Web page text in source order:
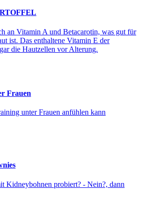
an Vitamin A und Betacarotin, was gut für
ist. Das enthaltene Vitamin E der
die Hautzellen vor Alterung.
Frauen
unter Frauen anfühlen kann
Kidneybohnen probiert? - Nein?, dann